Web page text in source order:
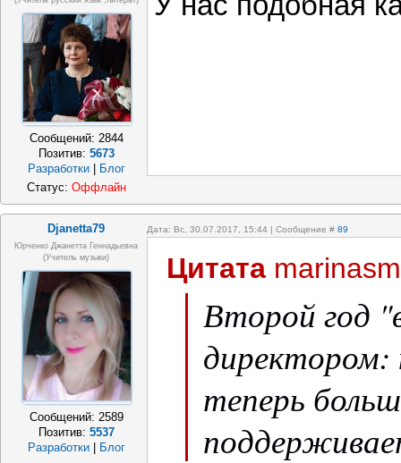
Сообщений: 2844
Позитив: 5673
Разработки
Блог
Статус: Оффлайн
Djanetta79 Дата: Вс, 30.07.2017, 15:44 | Сообщение # 89
Юрченко Джанетта Геннадьевна
(Учитель музыки)
Сообщений: 2589
Позитив: 5537
Разработки | Блог
Цитата
Второй год
директором:
теперь